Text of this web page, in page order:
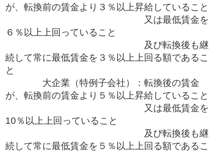
が、転換前の賃金より３％以上昇給していること
又は最低賃金を
６％以上上回っていること
及び転換後も継
続して常に最低賃金を３％以上上回る額であるこ
と
大企業（特例子会社）：転換後の賃金
が、転換前の賃金より５％以上昇給していること
又は最低賃金を
10％以上上回っていること
及び転換後も継
続して常に最低賃金を５％以上上回る額であるこ